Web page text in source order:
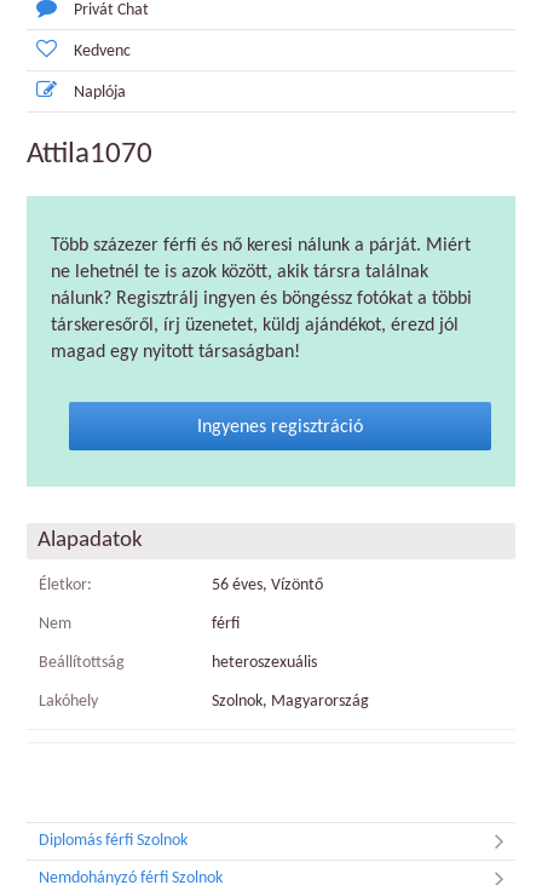
Privát Chat
Kedvenc
Naplója
Attila1070
Több százezer férfi és nő keresi nálunk a párját. Miért
ne lehetnél te is azok között, akik társra találnak
nálunk? Regisztrálj ingyen és böngéssz fotókat a többi
társkeresőről, írj üzenetet, küldj ajándékot, érezd jól
magad egy nyitott társaságban!
Ingyenes regisztráció
Alapadatok
Életkor: 56 éves, Vízöntő
Nem férfi
Beállítottság heteroszexuális
Lakóhely Szolnok, Magyarország
Diplomás férfi Szolnok
Nemdohányzó férfi Szolnok